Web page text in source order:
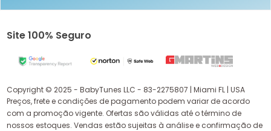
Site 100% Seguro
Copyright © 2025 - BabyTunes LLC - 83-2275807 | Miami FL | USA
Preços, frete e condições de pagamento podem variar de acordo
com a promoção vigente. Ofertas são válidas até o término de
nossos estoques. Vendas estão sujeitas à análise e confirmação de